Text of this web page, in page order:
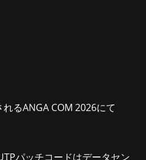
れるANGA COM 2026にて
パッチコードはデータセン